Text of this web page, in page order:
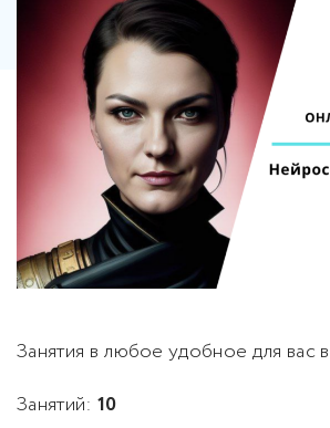
Занятия в любое удобное для вас
Занятий: 10